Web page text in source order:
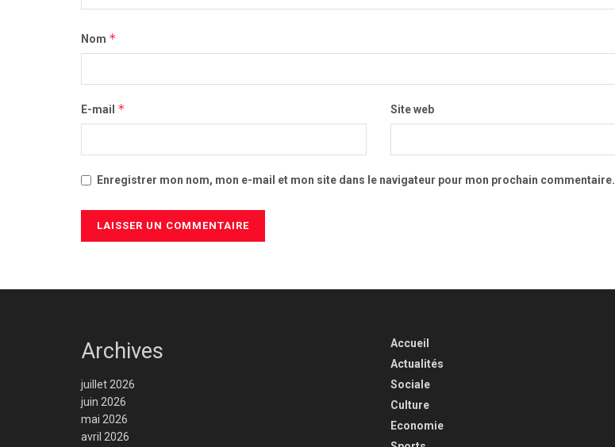
Nom *
E-mail * Site web
Enregistrer mon nom, mon e-mail et mon site dans le navigateur pour mon prochain commentaire.
Archives
juillet 2026
juin 2026
mai 2026
avril 2026
Accueil
Actualités
Sociale
Culture
Economie